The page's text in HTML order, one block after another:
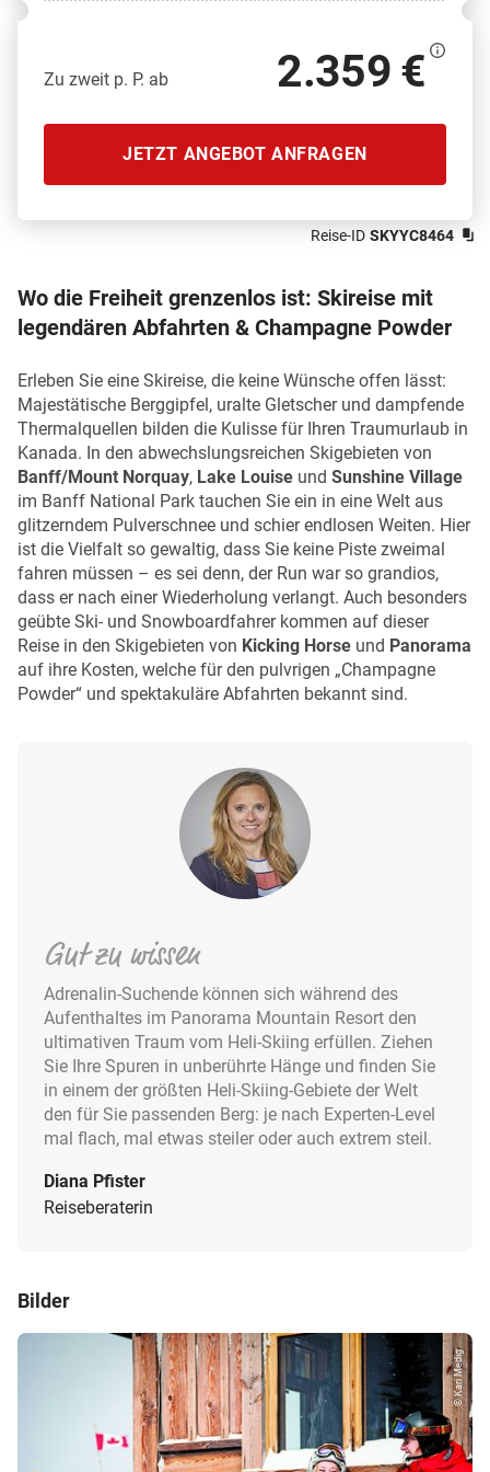
Zu zweit p. P. ab 2.359 €
JETZT ANGEBOT ANFRAGEN
Reise-ID SKYYC8464
Wo die Freiheit grenzenlos ist: Skireise mit
legendären Abfahrten & Champagne Powder
Erleben Sie eine Skireise, die keine Wünsche offen lässt:
Majestätische Berggipfel, uralte Gletscher und dampfende
Thermalquellen bilden die Kulisse für Ihren Traumurlaub in
Kanada. In den abwechslungsreichen Skigebieten von
Banff/Mount Norquay, Lake Louise und Sunshine Village
im Banff National Park tauchen Sie ein in eine Welt aus
glitzerndem Pulverschnee und schier endlosen Weiten. Hier
ist die Vielfalt so gewaltig, dass Sie keine Piste zweimal
fahren müssen – es sei denn, der Run war so grandios,
dass er nach einer Wiederholung verlangt. Auch besonders
geübte Ski- und Snowboardfahrer kommen auf dieser
Reise in den Skigebieten von Kicking Horse und Panorama
auf ihre Kosten, welche für den pulvrigen „Champagne
Powder“ und spektakuläre Abfahrten bekannt sind.
Gut zu wissen
Adrenalin-Suchende können sich während des
Aufenthaltes im Panorama Mountain Resort den
ultimativen Traum vom Heli-Skiing erfüllen. Ziehen
Sie Ihre Spuren in unberührte Hänge und finden Sie
in einem der größten Heli-Skiing-Gebiete der Welt
den für Sie passenden Berg: je nach Experten-Level
mal flach, mal etwas steiler oder auch extrem steil.
Diana Pfister
Reiseberaterin
Bilder
© Kari Medig